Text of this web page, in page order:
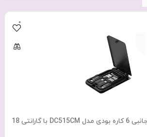
رم ریدر و کیت لوازم جانبی 6 کاره بودی مدل DC515CM با گارانتی 18
0